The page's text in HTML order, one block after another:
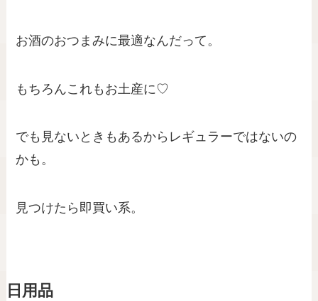
お酒のおつまみに最適なんだって。
もちろんこれもお土産に♡
でも見ないときもあるからレギュラーではないの
かも。
見つけたら即買い系。
日用品